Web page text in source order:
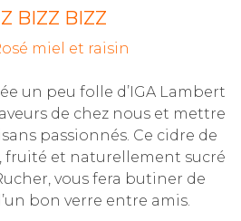
BIZZ BIZZ
miel et raisin
un peu folle d’IGA Lambert
de chez nous et mettre
passionnés. Ce cidre de
fruité et naturellement sucré
vous fera butiner de
bon verre entre amis.